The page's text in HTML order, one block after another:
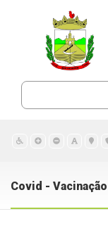
Covid - Vacinação